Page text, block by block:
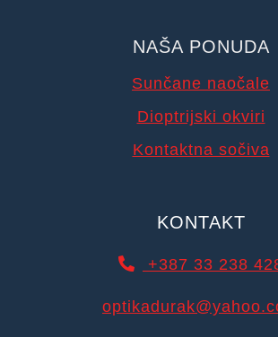
NAŠA PONUDA
Sunčane naočale
Dioptrijski okviri
Kontaktna sočiva
KONTAKT
+387 33 238